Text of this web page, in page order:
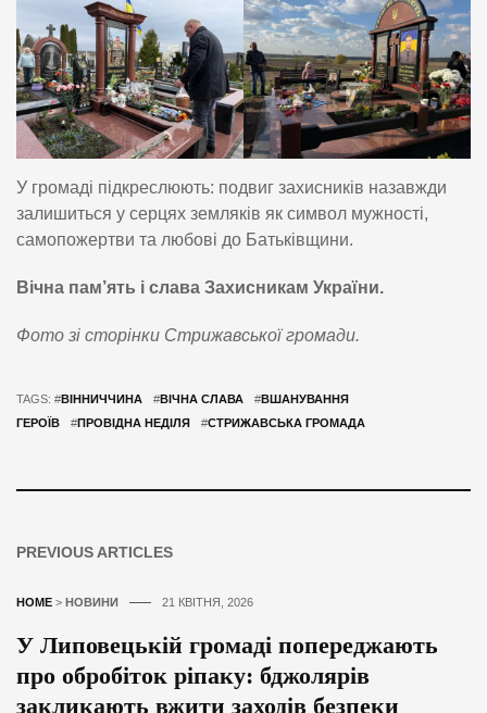
У громаді підкреслюють: подвиг захисників назавжди
залишиться у серцях земляків як символ мужності,
самопожертви та любові до Батьківщини.
Вічна пам’ять і слава Захисникам України.
Фото зі сторінки Стрижавської громади.
TAGS: #ВІННИЧЧИНА #ВІЧНА СЛАВА #ВШАНУВАННЯ
ГЕРОЇВ
#ПРОВІДНА НЕДІЛЯ #СТРИЖАВСЬКА ГРОМАДА
PREVIOUS ARTICLES
HOME > НОВИНИ 21 КВІТНЯ, 2026
У Липовецькій громаді попереджають
про обробіток ріпаку: бджолярів
закликають вжити заходів безпеки